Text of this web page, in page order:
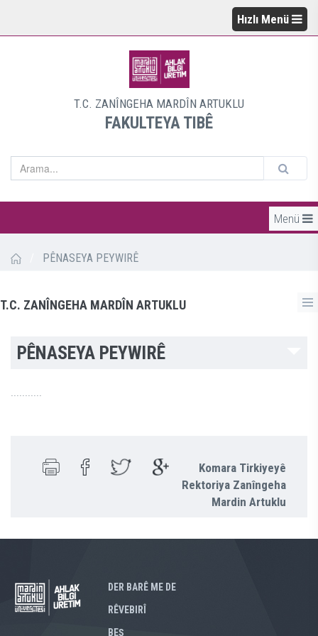
Hızlı Menü
T.C. ZANÎNGEHA MARDÎN ARTUKLU
FAKULTEYA TIBÊ
Menü
PÊNASEYA PEYWIRÊ
T.C. ZANÎNGEHA MARDÎN ARTUKLU
PÊNASEYA PEYWIRÊ
...........
Komara Tirkiyeyê
Rektoriya Zanîngeha
Mardin Artuklu
DER BARÊ ME DE
RÊVEBIRÎ
BEŞ